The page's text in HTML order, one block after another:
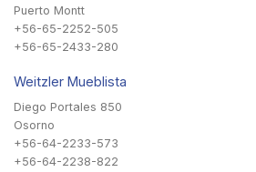
Puerto Montt
+56-65-2252-505
+56-65-2433-280
Weitzler Mueblista
Diego Portales 850
Osorno
+56-64-2233-573
+56-64-2238-822